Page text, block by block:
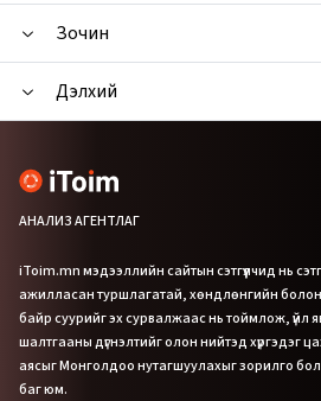
Зочин
Дэлхий
АНАЛИЗ АГЕНТЛАГ
iToim.mn мэдээллийн сайтын сэтгүүлчид нь
ажилласан туршлагатай, хөндлөнгийн
байр суурийг эх сурвалжаас нь тоймлож, үйл
шалтгааны дүгнэлтийг олон нийтэд хүргэдэг
аясыг Монголдоо нутагшуулахыг зорилго
баг юм.